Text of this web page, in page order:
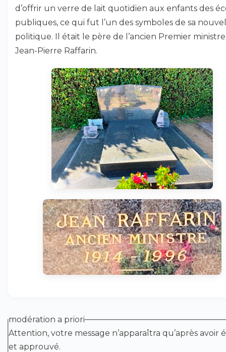
d’offrir un verre de lait quotidien aux enfants des
publiques, ce qui fut l’un des symboles de sa
politique. Il était le père de l’ancien Premier ministre
Jean-Pierre Raffarin.
modération a priori
Attention, votre message n’apparaîtra qu’après avoir
et approuvé.